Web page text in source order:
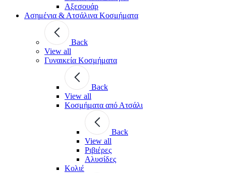
Αξεσουάρ
Ασημένια & Ατσάλινα Κοσμήματα
Back
View all
Γυναικεία Κοσμήματα
Back
View all
Κοσμήματα από Ατσάλι
Back
View all
Ριβιέρες
Αλυσίδες
Κολιέ